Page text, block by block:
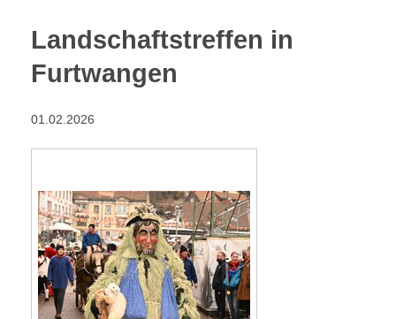
Landschaftstreffen in
Furtwangen
01.02.2026